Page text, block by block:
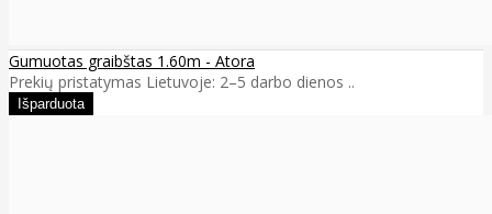
Gumuotas graibštas 1.60m - Atora
Prekių pristatymas Lietuvoje: 2–5 darbo dienos ..